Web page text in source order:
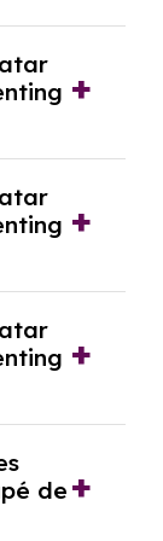
por
revisar
con un
solvencia
empresa
y, en
un pago
de